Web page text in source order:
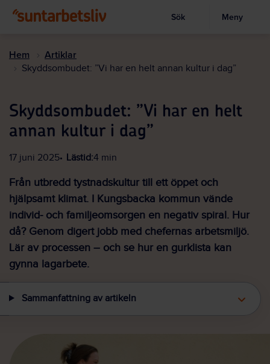
huvudinnehållet
Visa sökruta
Sök Meny
Hem Artiklar
Skyddsombudet: ”Vi har en helt annan kultur i dag”
Skyddsombudet: ”Vi har en helt
annan kultur i dag”
17 juni 2025 Lästid:4 min
Från utbredd tystnadskultur till ett öppet och
hjälpsamt klimat. I Kungsbacka kommun vände
individ- och familjeomsorgen en negativ spiral. Hur
då? Genom digert jobb med chefernas arbetsmiljö.
Lär av processen – och se hur en gurklista kan
gynna lagarbete.
Sammanfattning av artikeln